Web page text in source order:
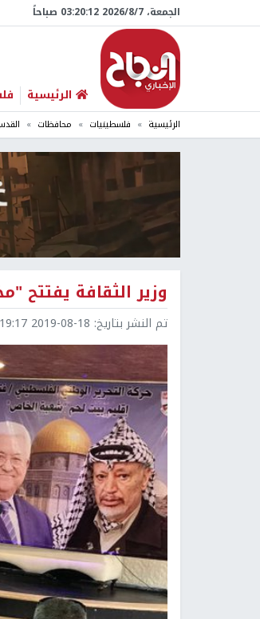
الجمعة، 7/‏8/‏2026 03:20:13 صباحاً
الرئيسية
الرئيسية فلسطينيات محافظات
وزير الثقافة يفتتح
تم النشر بتاريخ: 2019-08-18 19:17